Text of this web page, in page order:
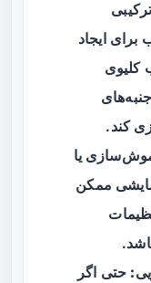
برای ایجاد
۲ و آسیب کلیوی
جنبه‌های
یا
ممکن
حتی اگر